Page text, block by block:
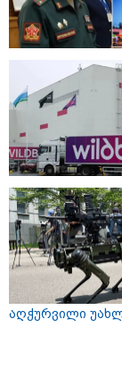
აღჭურვილი